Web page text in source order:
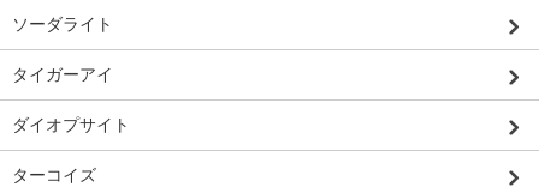
ソーダライト
タイガーアイ
ダイオプサイト
ターコイズ